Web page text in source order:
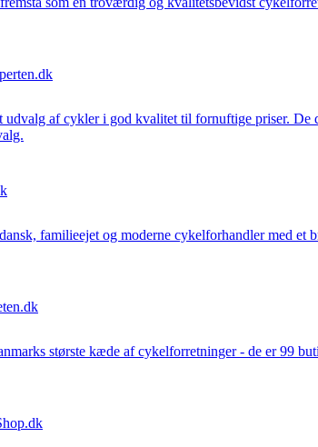
udvalg af cykler i god kvalitet til fornuftige priser.
familieejet og moderne cykelforhandler med
største kæde af cykelforretninger - de er 99